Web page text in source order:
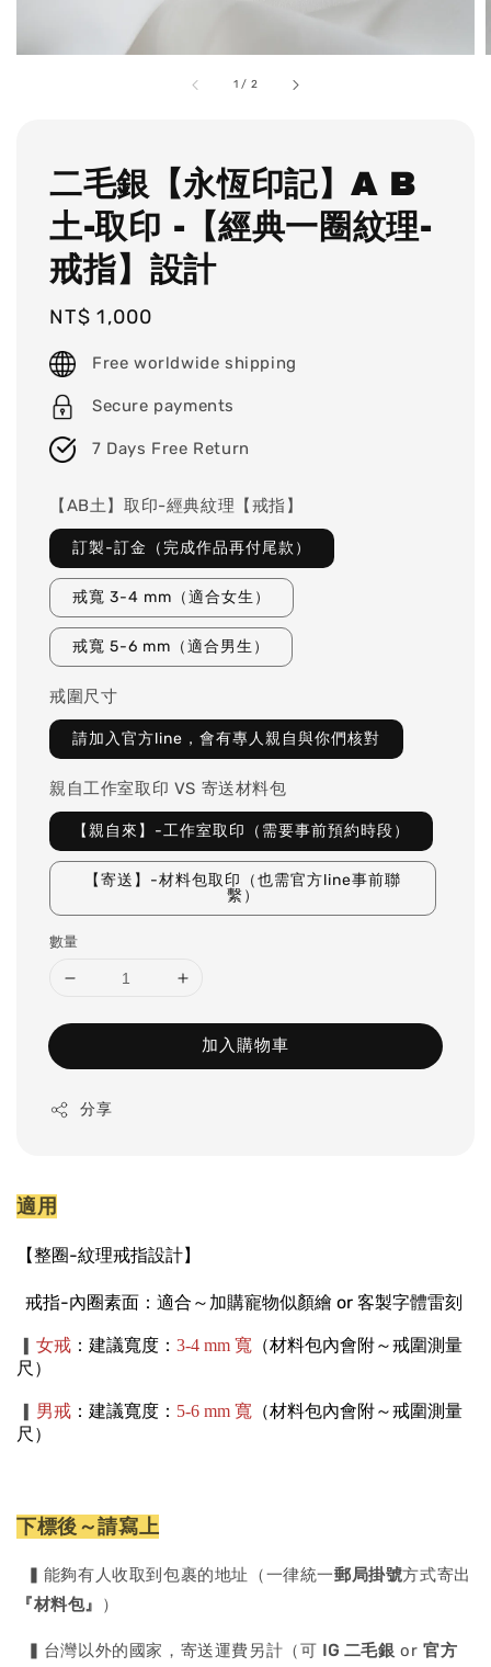
1 / 2
二毛銀【永恆印記】A B
土-取印 -【經典一圈紋理-
戒指】設計
Regular
price
NT$ 1,000
Free worldwide shipping
Secure payments
7 Days Free Return
【AB土】取印-經典紋理【戒指】
訂製-訂金（完成作品再付尾款）
戒寬 3-4 mm（適合女生）
戒寬 5-6 mm（適合男生）
戒圍尺寸
請加入官方line，會有專人親自與你們核對
親自工作室取印 VS 寄送材料包
【親自來】-工作室取印（需要事前預約時段）
【寄送】-材料包取印（也需官方line事前聯
繫）
數量
加入購物車
分享
適用
【整圈-紋理戒指設計】
戒指-內圈素面： 適合～加購寵物似顏繪 or 客製字體雷刻
女戒：建議寬度： 3-4 mm 寬 （材料包內會附～戒圍測量
尺）
男戒：建議寬度： 5-6 mm 寬 （材料包內會附～戒圍測量
尺）
下標後～請寫上
▍能夠有人收取到包裹的地址（一律統一郵局掛號方式寄出
『材料包』
）
▍台灣以外的國家，寄送運費另計（可 IG 二毛銀 or官方